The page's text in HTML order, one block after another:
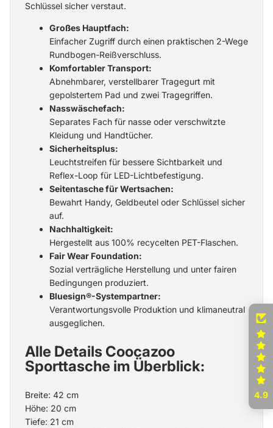
Schlüssel sicher verstaut.
Großes Hauptfach:
Einfacher Zugriff durch einen praktischen 2-Wege
Rundbogen-Reißverschluss.
Komfortabler Transport:
Abnehmbarer, verstellbarer Tragegurt mit
gepolstertem Pad und zwei Tragegriffen.
Nasswäschefach:
Separates Fach für nasse oder verschwitzte
Kleidung und Handtücher.
Sicherheitsplus:
Leuchtstreifen für bessere Sichtbarkeit und
Reflex-Loop für LED-Lichtbefestigung.
Seitentasche für Wertsachen:
Bewahrt Handy, Geldbeutel oder Schlüssel sicher
auf.
Nachhaltigkeit:
Hergestellt aus 100% recycelten PET-Flaschen.
Fair Wear Foundation:
Sozial verträgliche Herstellung und unter fairen
Bedingungen produziert.
Bluesign®-Systempartner:
Verantwortungsvolle Produktion und klimaneutral
ausgeglichen.
Alle Details Coocazoo
Sporttasche im Überblick:
Breite: 42 cm
Höhe: 20 cm
Tiefe: 21 cm
4.9